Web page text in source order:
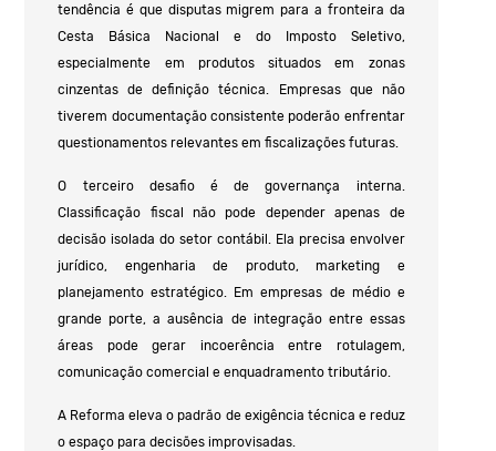
tendência é que disputas migrem para a fronteira da
Cesta Básica Nacional e do Imposto Seletivo,
especialmente em produtos situados em zonas
cinzentas de definição técnica. Empresas que não
tiverem documentação consistente poderão enfrentar
questionamentos relevantes em fiscalizações futuras.
O terceiro desafio é de governança interna.
Classificação fiscal não pode depender apenas de
decisão isolada do setor contábil. Ela precisa envolver
jurídico, engenharia de produto, marketing e
planejamento estratégico. Em empresas de médio e
grande porte, a ausência de integração entre essas
áreas pode gerar incoerência entre rotulagem,
comunicação comercial e enquadramento tributário.
A Reforma eleva o padrão de exigência técnica e reduz
o espaço para decisões improvisadas.